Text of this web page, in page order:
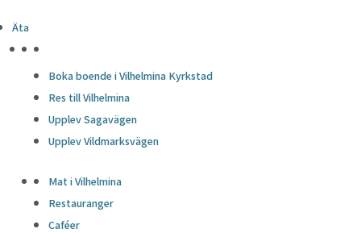
Äta
Boka boende i Vilhelmina Kyrkstad
Res till Vilhelmina
Upplev Sagavägen
Upplev Vildmarksvägen
Mat i Vilhelmina
Restauranger
Caféer